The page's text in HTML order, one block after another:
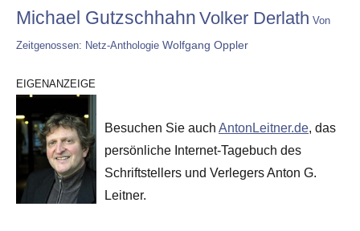
Michael Gutzschhahn Volker Derlath Von
Zeitgenossen: Netz-Anthologie Wolfgang Oppler
EIGENANZEIGE
Besuchen Sie auch AntonLeitner.de, das
persönliche Internet-Tagebuch des
Schriftstellers und Verlegers Anton G.
Leitner.